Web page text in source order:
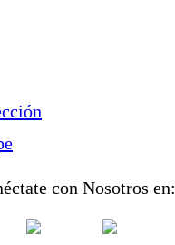
con Nosotros en: